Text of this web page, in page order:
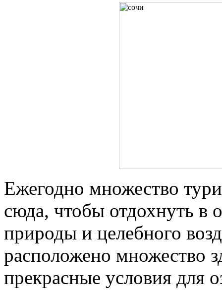
Ежегодно множество
сюда, чтобы отдохнуть в
природы и целебного
расположено множество
прекрасные условия для